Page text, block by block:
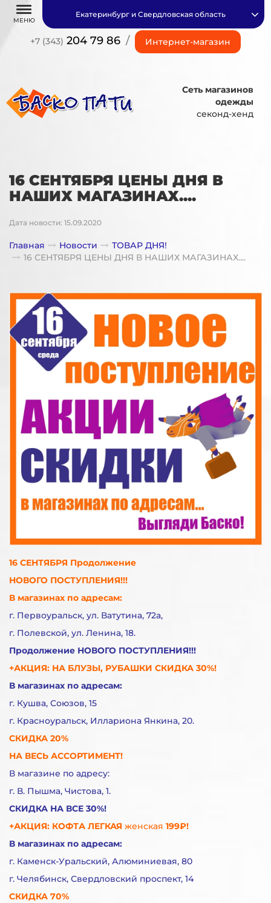
МЕНЮ
+7 (343) 204 79 86 / Интернет-магазин
Екатеринбург и Свердловская область
Сеть магазинов
одежды
секонд-хенд
16 СЕНТЯБРЯ ЦЕНЫ ДНЯ В
НАШИХ МАГАЗИНАХ....
Дата новости: 15.09.2020
Главная Новости
ТОВАР ДНЯ!
16 СЕНТЯБРЯ ЦЕНЫ ДНЯ В НАШИХ МАГАЗИНАХ....
16 СЕНТЯБРЯ Продолжение
НОВОГО ПОСТУПЛЕНИЯ!!!
В магазинах по адресам:
г. Первоуральск, ул. Ватутина, 72а,
г. Полевской, ул. Ленина, 18.
Продолжение НОВОГО ПОСТУПЛЕНИЯ!!!
+АКЦИЯ: НА БЛУЗЫ, РУБАШКИ СКИДКА 30%!
В магазинах по адресам:
г. Кушва, Союзов, 15
г. Красноуральск, Иллариона Янкина, 20.
СКИДКА 20%
НА ВЕСЬ АССОРТИМЕНТ!
В магазине по адресу:
г. В. Пышма, Чистова, 1.
СКИДКА НА ВСЕ 30%!
+АКЦИЯ: КОФТА ЛЕГКАЯ женская 199₽!
В магазинах по адресам:
г. Каменск-Уральский, Алюминиевая, 80
г. Челябинск, Свердловский проспект, 14
СКИДКА 70%